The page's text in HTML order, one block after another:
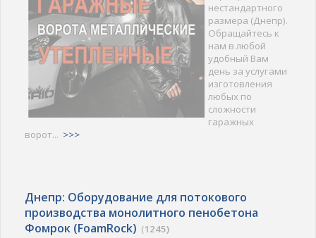
нестандартного
размера (Днепр).
Обращайтесь к
нам в любой
удобный Вам
день за услугами
изготовления
любых по
сложности
гаражных
ворот... >>>
Днепр: Оборудование для потокового
производства монолитного пенобетона
Фомрок (FoamRock) (1245)